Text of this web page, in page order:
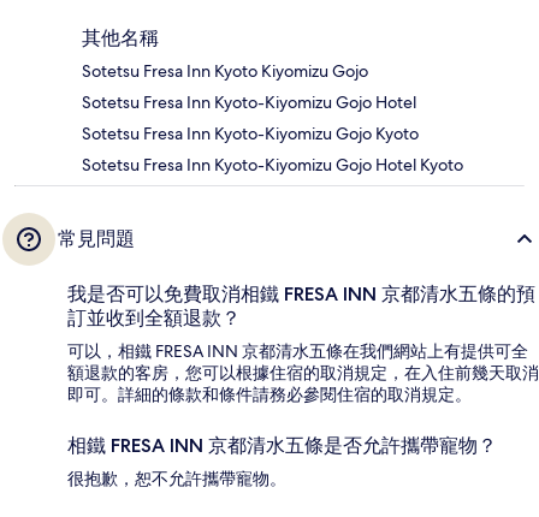
其他名稱
Sotetsu Fresa Inn Kyoto Kiyomizu Gojo
Sotetsu Fresa Inn Kyoto-Kiyomizu Gojo Hotel
Sotetsu Fresa Inn Kyoto-Kiyomizu Gojo Kyoto
Sotetsu Fresa Inn Kyoto-Kiyomizu Gojo Hotel Kyoto
常見問題
我是否可以免費取消相鐵 FRESA INN 京都清水五條的預
訂並收到全額退款？
可以，相鐵 FRESA INN 京都清水五條在我們網站上有提供可全
額退款的客房，您可以根據住宿的取消規定，在入住前幾天取消
即可。詳細的條款和條件請務必參閱住宿的取消規定。
相鐵 FRESA INN 京都清水五條是否允許攜帶寵物？
很抱歉，恕不允許攜帶寵物。